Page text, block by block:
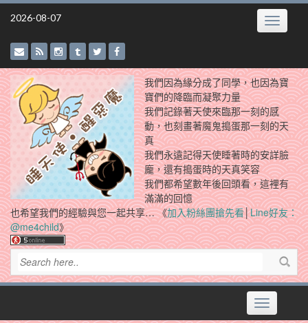
Skip
2026-08-07 Toggle
我們因為緣分成了同學，也因為寶
寶們的降臨而凝聚力量
我們記錄著天使來臨那一刻的感
動，也刻畫著魔鬼搗蛋那一刻的天
真
我們永遠記得天使睡著時的安詳臉
龐，還有搗蛋時的天真笑容
我們都希望數年後回頭看，這裡有
滿滿的回憶
也希望我們的經驗與您一起共享… 《加入粉絲團搶先看│Line好友：
@me4child》
Toggle
navigation